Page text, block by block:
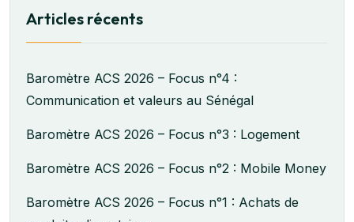
Articles récents
Baromètre ACS 2026 – Focus n°4 :
Communication et valeurs au Sénégal
Baromètre ACS 2026 – Focus n°3 : Logement
Baromètre ACS 2026 – Focus n°2 : Mobile Money
Baromètre ACS 2026 – Focus n°1 : Achats de